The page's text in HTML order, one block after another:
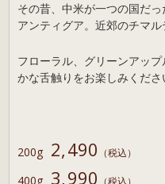
その昔、中米が一つの国だ
アンティグア。近郊のチマル
フローラル、グリーンアッ
かな舌触りをお楽しみくださ
200g 2,490 （税込）
400g 3,990